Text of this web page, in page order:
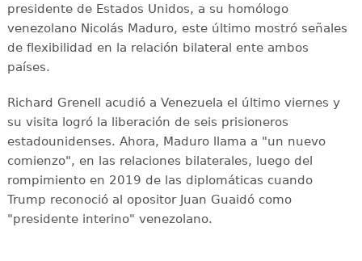
presidente de Estados Unidos, a su homólogo
venezolano Nicolás Maduro, este último mostró señales
de flexibilidad en la relación bilateral ente ambos
países.
Richard Grenell acudió a Venezuela el último viernes y
su visita logró la liberación de seis prisioneros
estadounidenses. Ahora, Maduro llama a "un nuevo
comienzo", en las relaciones bilaterales, luego del
rompimiento en 2019 de las diplomáticas cuando
Trump reconoció al opositor Juan Guaidó como
"presidente interino" venezolano.